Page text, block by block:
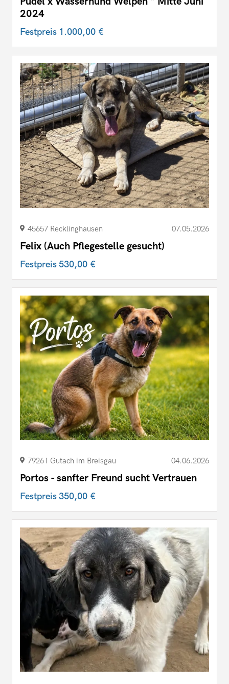
2024
Festpreis 1.000,00 €
45657 Recklinghausen 07.05.2026
Felix (Auch Pflegestelle gesucht)
Festpreis530,00 €
79261 Gutach im Breisgau 04.06.2026
Portos - sanfter Freund sucht Vertrauen
Festpreis350,00 €